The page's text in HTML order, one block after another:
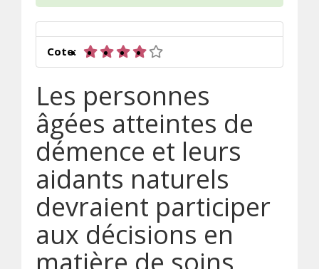
Cote:
Les personnes
âgées atteintes de
démence et leurs
aidants naturels
devraient participer
aux décisions en